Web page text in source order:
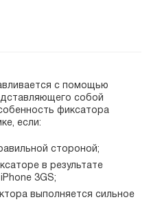
с помощью
собой
фиксатора
если:
стороной;
в результате
3GS;
выполняется сильное